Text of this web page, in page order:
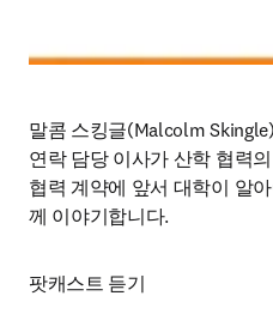
말콤 스킹글(Malcolm
연락 담당 이사가 산학 협력
협력 계약에 앞서 대학이 알
께 이야기합니다.
팟캐스트 듣기